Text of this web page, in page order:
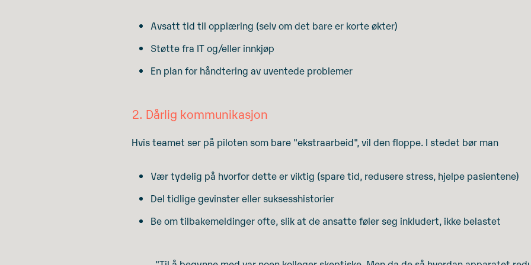
Avsatt tid til opplæring (selv om det bare er korte økter)
Støtte fra IT og/eller innkjøp
En plan for håndtering av uventede problemer
2. Dårlig kommunikasjon
Hvis teamet ser på piloten som bare "ekstraarbeid", vil den floppe. I stedet bør man
Vær tydelig på hvorfor dette er viktig (spare tid, redusere stress, hjelpe pasientene)
Del tidlige gevinster eller suksesshistorier
Be om tilbakemeldinger ofte, slik at de ansatte føler seg inkludert, ikke belastet